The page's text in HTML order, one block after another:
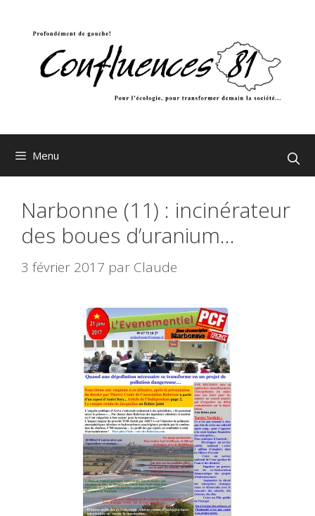
Menu
Narbonne (11) : incinérateur
des boues d’uranium…
3 février 2017 par Claude